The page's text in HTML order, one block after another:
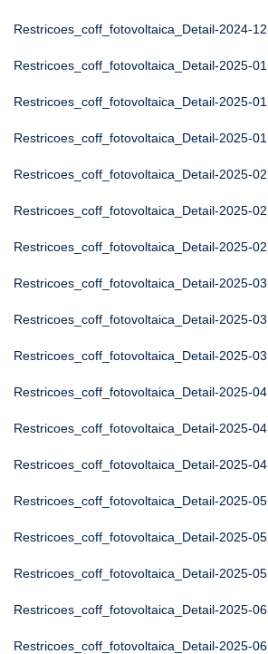
Restricoes_coff_fotovoltaica_Detail-2024-12
Restricoes_coff_fotovoltaica_Detail-2025-01
Restricoes_coff_fotovoltaica_Detail-2025-01
Restricoes_coff_fotovoltaica_Detail-2025-01
Restricoes_coff_fotovoltaica_Detail-2025-02
Restricoes_coff_fotovoltaica_Detail-2025-02
Restricoes_coff_fotovoltaica_Detail-2025-02
Restricoes_coff_fotovoltaica_Detail-2025-03
Restricoes_coff_fotovoltaica_Detail-2025-03
Restricoes_coff_fotovoltaica_Detail-2025-03
Restricoes_coff_fotovoltaica_Detail-2025-04
Restricoes_coff_fotovoltaica_Detail-2025-04
Restricoes_coff_fotovoltaica_Detail-2025-04
Restricoes_coff_fotovoltaica_Detail-2025-05
Restricoes_coff_fotovoltaica_Detail-2025-05
Restricoes_coff_fotovoltaica_Detail-2025-05
Restricoes_coff_fotovoltaica_Detail-2025-06
Restricoes_coff_fotovoltaica_Detail-2025-06